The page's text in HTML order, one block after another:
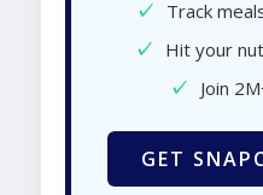
✓ Track
✓ Hit your
✓ Join
GET